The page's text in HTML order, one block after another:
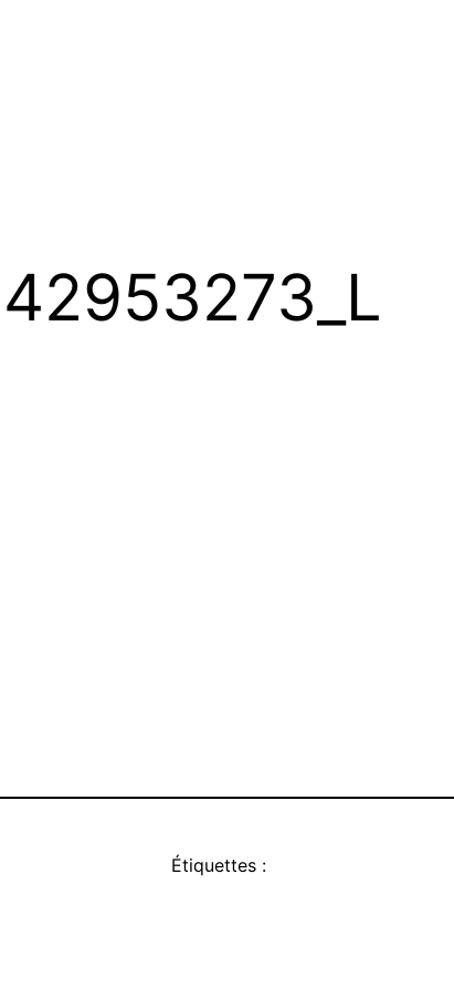
Étiquettes :